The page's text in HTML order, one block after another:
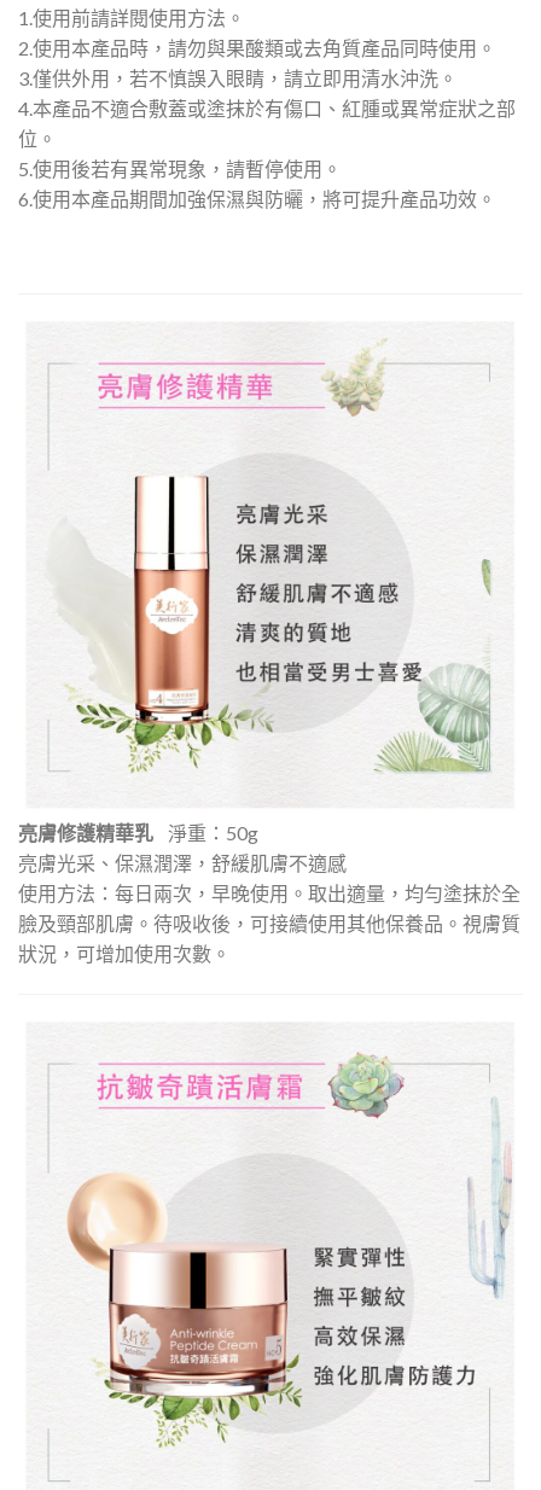
1.使用前請詳閱使用方法。
2.使用本產品時，請勿與果酸類或去角質產品同時使用。
3.僅供外用，若不慎誤入眼睛，請立即用清水沖洗。
4.本產品不適合敷蓋或塗抹於有傷口、紅腫或異常症狀之部
位。
5.使用後若有異常現象，請暫停使用。
6.使用本產品期間加強保濕與防曬，將可提升產品功效。
亮膚修護精華乳 淨重：50g
亮膚光采、保濕潤澤，舒緩肌膚不適感
使用方法：每日兩次，早晚使用。取出適量，均勻塗抹於全
臉及頸部肌膚。待吸收後，可接續使用其他保養品。視膚質
狀況，可增加使用次數。